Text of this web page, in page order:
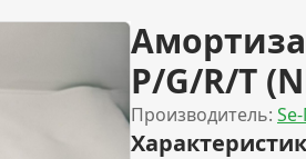
P/G/R/T
Производитель: